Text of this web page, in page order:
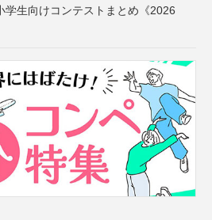
学生向けコンテストまとめ《2026